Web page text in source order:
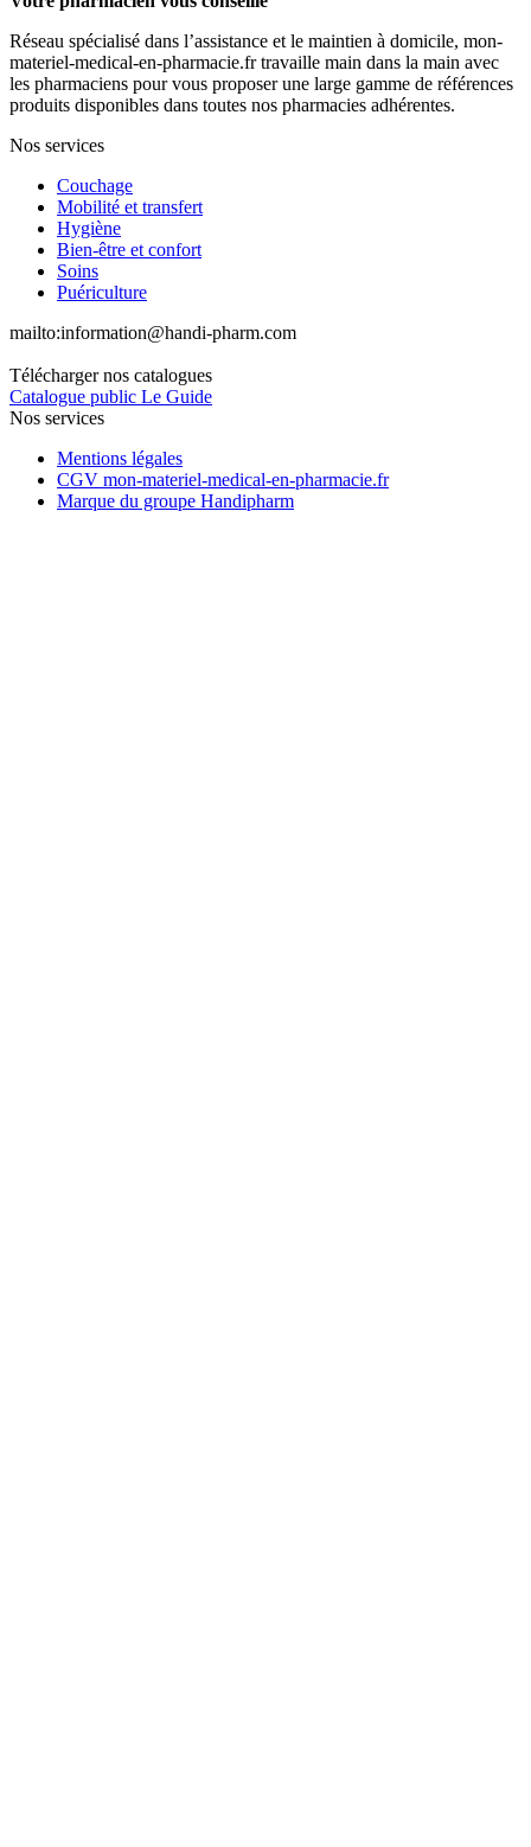
Réseau spécialisé dans l’assistance et le maintien à domicile, mon-
materiel-medical-en-pharmacie.fr travaille main dans la main avec
les pharmaciens pour vous proposer une large gamme de références
produits disponibles dans toutes nos pharmacies adhérentes.
Nos services
Couchage
Mobilité et transfert
Hygiène
Bien-être et confort
Soins
Puériculture
mailto:information@handi-pharm.com
Télécharger nos catalogues
Catalogue public Le Guide
Nos services
Mentions légales
CGV mon-materiel-medical-en-pharmacie.fr
Marque du groupe Handipharm